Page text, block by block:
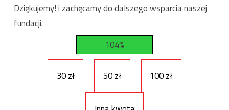
Dziękujemy! i zachęcamy do dalszego wsparcia naszej
fundacji.
104%
30 zł 50 zł 100 zł